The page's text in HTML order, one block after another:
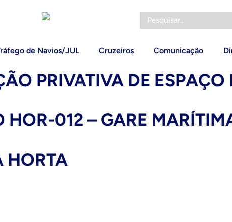
de Navios/JUL Cruzeiros Comunicação
PRIVATIVA DE ESPAÇO
012 – GARE
HORTA